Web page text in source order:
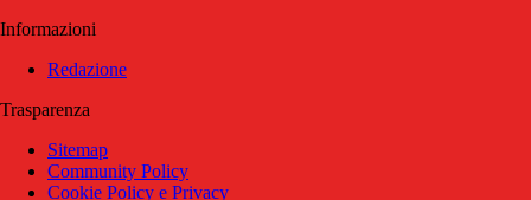
Informazioni
Redazione
Trasparenza
Sitemap
Community Policy
Cookie Policy e Privacy